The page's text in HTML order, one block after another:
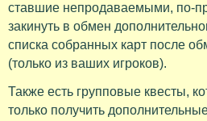
ставшие непродаваемыми, по-
закинуть в обмен
списка собранных карт после
(только из ваших игроков).
Также есть групповые квесты,
только получить